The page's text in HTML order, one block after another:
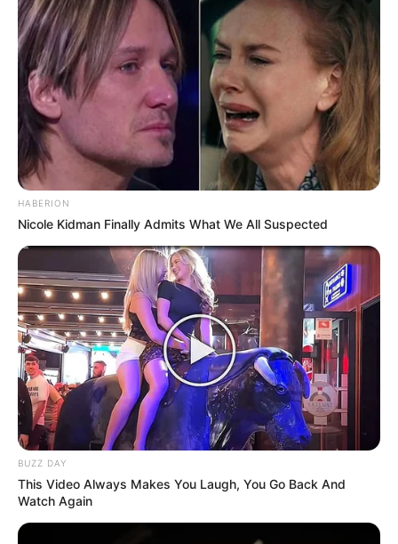
Serem! 9 Chat Ojek Online &
Pelanggan Ini Bikin Auto
Merinding
HABERION
Nicole Kidman Finally Admits What We All Suspected
BUZZ DAY
This Video Always Makes You Laugh, You Go Back And
Watch Again